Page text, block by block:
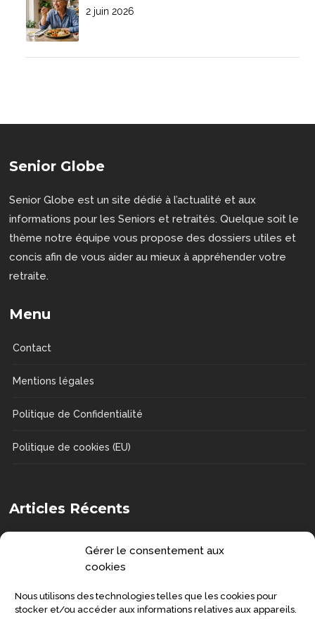
Gérer le consentement aux
cookies
Nous utilisons des technologies telles que les cookies pour
stocker et/ou accéder aux informations relatives aux appareils.
2 juin 2026
Senior Globe
Senior Globe est un site dédié à l’actualité et aux
informations pour les Seniors et retraités. Quelque soit le
thème notre équipe vous propose des dossiers utiles et
concis afin de vous aider au mieux à appréhender votre
retraite.
Menu
Contact
Mentions légales
Politique de Confidentialité
Politique de cookies (EU)
Articles Récents
Senior : prévenir la grippe et préserver